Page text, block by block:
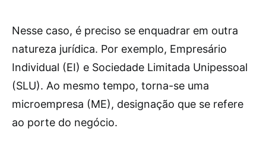
Nesse caso, é preciso se enquadrar em outra
natureza jurídica. Por exemplo, Empresário
Individual (EI) e Sociedade Limitada Unipessoal
(SLU). Ao mesmo tempo, torna-se uma
microempresa (ME), designação que se refere
ao porte do negócio.